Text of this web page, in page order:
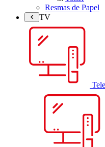
Resmas de Papel
TV